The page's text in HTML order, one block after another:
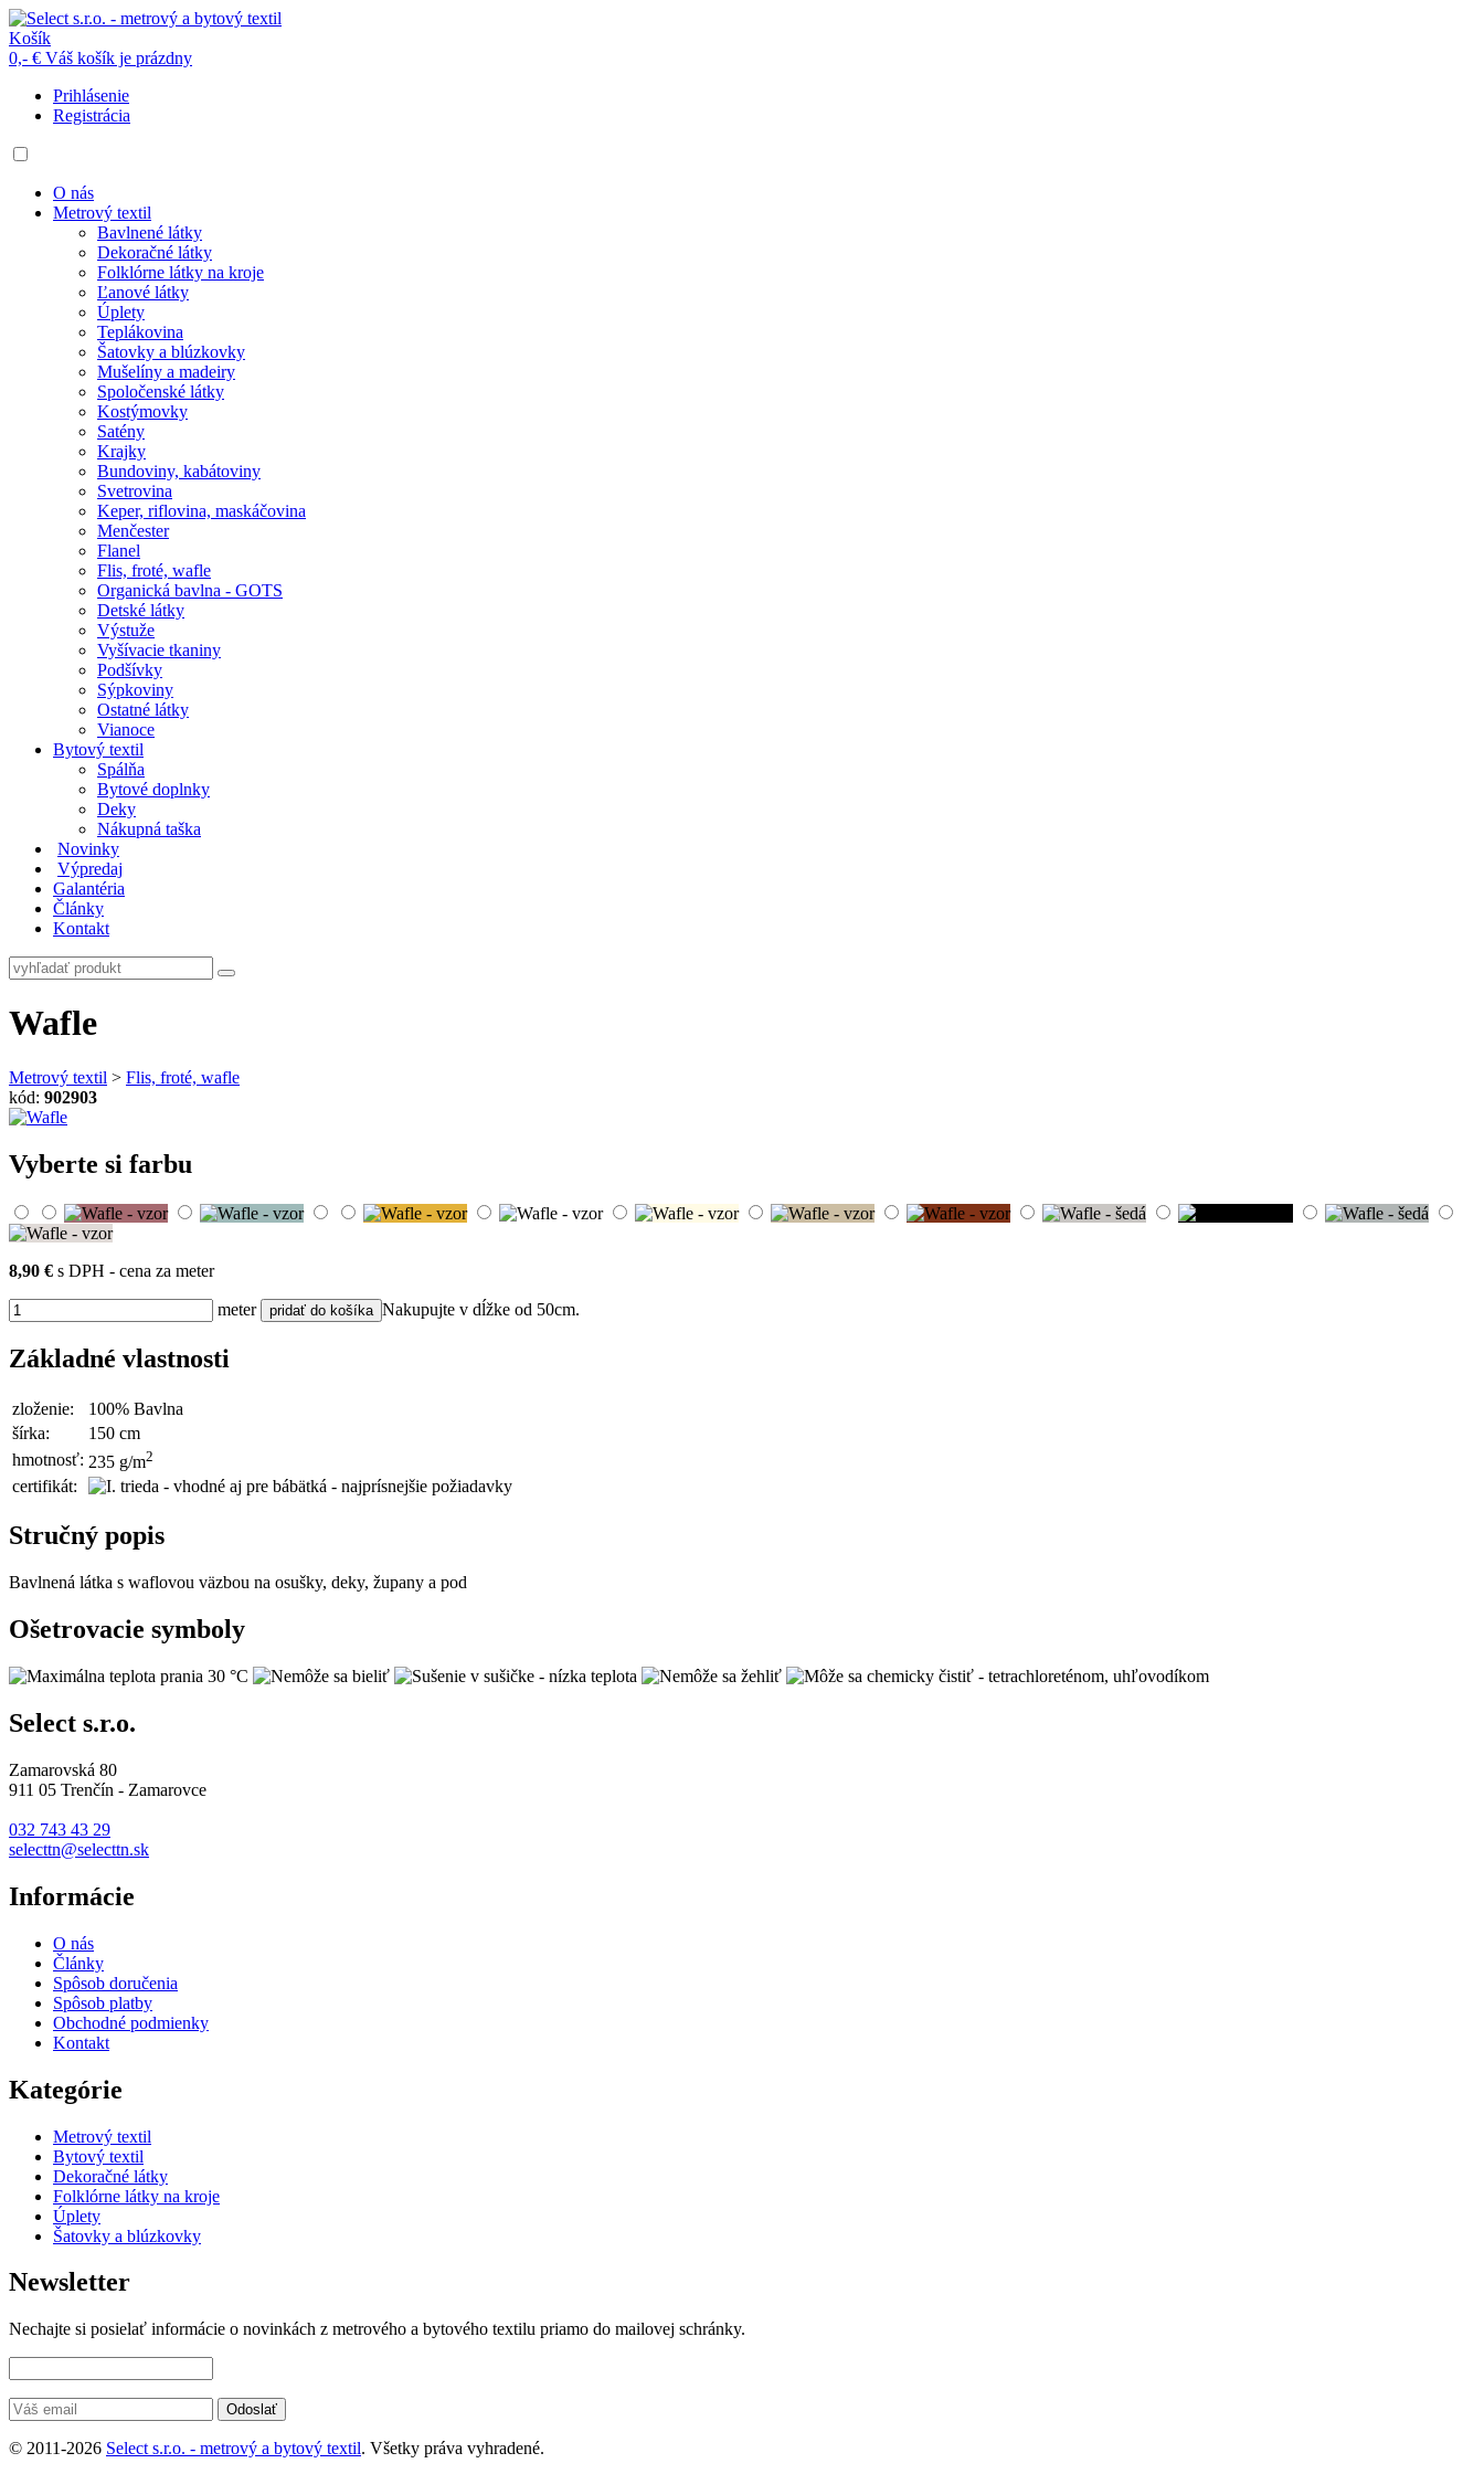
Košík
0,- € Váš košík je prázdny
Prihlásenie
Registrácia
O nás
Metrový textil
Bavlnené látky
Dekoračné látky
Folklórne látky na kroje
Ľanové látky
Úplety
Teplákovina
Šatovky a blúzkovky
Mušelíny a madeiry
Spoločenské látky
Kostýmovky
Satény
Krajky
Bundoviny, kabátoviny
Svetrovina
Keper, riflovina, maskáčovina
Menčester
Flanel
Flis, froté, wafle
Organická bavlna - GOTS
Detské látky
Výstuže
Vyšívacie tkaniny
Podšívky
Sýpkoviny
Ostatné látky
Vianoce
Bytový textil
Spálňa
Bytové doplnky
Deky
Nákupná taška
Novinky
Výpredaj
Galantéria
Články
Kontakt
Wafle
Metrový textil > Flis, froté, wafle
kód: 902903
Vyberte si farbu
8,90 € s DPH - cena za meter
meter Nakupujte v dĺžke od 50cm.
Základné vlastnosti
zloženie:
100% Bavlna
šírka:
150 cm
hmotnosť: 235 g/m2
certifikát:
Stručný popis
Bavlnená látka s waflovou väzbou na osušky, deky, župany a pod
Ošetrovacie symboly
Select s.r.o.
Zamarovská 80
911 05 Trenčín - Zamarovce
032 743 43 29
selecttn@selecttn.sk
Informácie
O nás
Články
Spôsob doručenia
Spôsob platby
Obchodné podmienky
Kontakt
Kategórie
Metrový textil
Bytový textil
Dekoračné látky
Folklórne látky na kroje
Úplety
Šatovky a blúzkovky
Newsletter
Nechajte si posielať informácie o novinkách z metrového a bytového textilu priamo do mailovej schránky.
© 2011-2026 Select s.r.o. - metrový a bytový textil. Všetky práva vyhradené.